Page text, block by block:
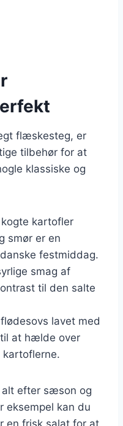
flæskesteg, er
tilbehør for at
klassiske og
kogte kartofler
smør er en
festmiddag.
smag af
til den salte
lavet med
at hælde over
alt efter sæson og
eksempel kan du
en frisk salat for at